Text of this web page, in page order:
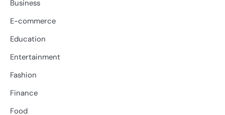
Business
E-commerce
Education
Entertainment
Fashion
Finance
Food